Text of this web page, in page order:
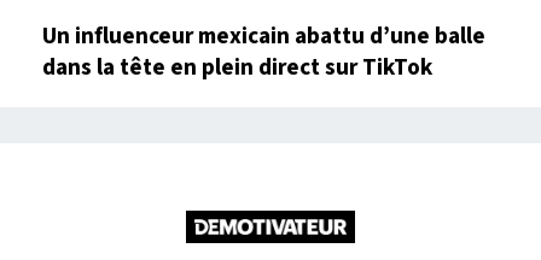
Un influenceur mexicain abattu d’une balle
dans la tête en plein direct sur TikTok